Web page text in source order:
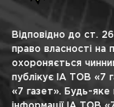
Відповідно до ст.
право власності на
охороняється
публікує ІА ТОВ «7
«7 газет». Будь-